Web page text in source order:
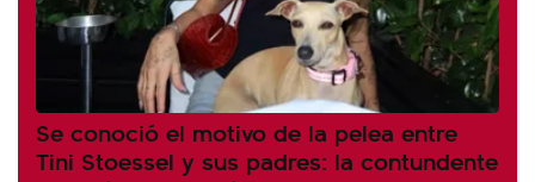
Se conoció el motivo de la pelea entre
Tini Stoessel y sus padres: la contundente